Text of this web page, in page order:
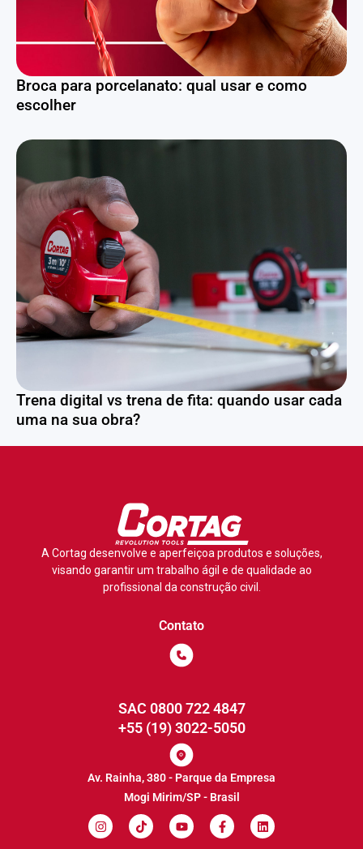
Broca para porcelanato: qual usar e como
escolher
Trena digital vs trena de fita: quando usar cada
uma na sua obra?
A Cortag desenvolve e aperfeiçoa produtos e soluções,
visando garantir um trabalho ágil e de qualidade ao
profissional da construção civil.
Contato
SAC 0800 722 4847
+55 (19) 3022-5050
Av. Rainha, 380 - Parque da Empresa
Mogi Mirim/SP - Brasil